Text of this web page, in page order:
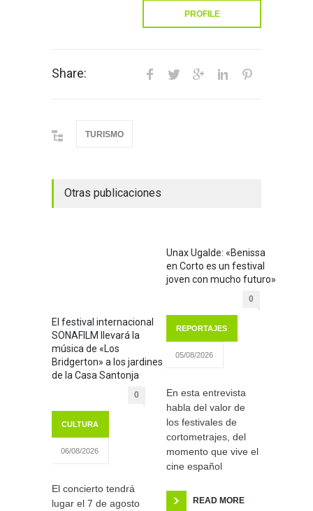
PROFILE
Share:
TURISMO
Otras publicaciones
El festival internacional
SONAFILM llevará la
música de «Los
Bridgerton» a los jardines
de la Casa Santonja
0
CULTURA
06/08/2026
El concierto tendrá
lugar el 7 de agosto
Unax Ugalde: «Benissa
en Corto es un festival
joven con mucho futuro»
0
REPORTAJES
05/08/2026
En esta entrevista
habla del valor de
los festivales de
cortometrajes, del
momento que vive el
cine español
READ MORE